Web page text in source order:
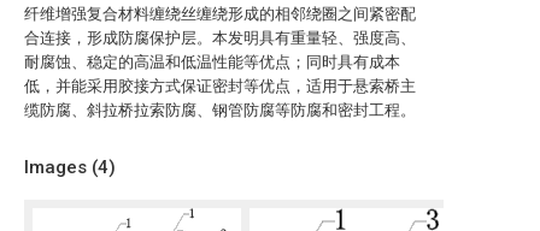
纤维增强复合材料缠绕丝缠绕形成的相邻绕圈之间紧密配
合连接，形成防腐保护层。本发明具有重量轻、强度高、
耐腐蚀、稳定的高温和低温性能等优点；同时具有成本
低，并能采用胶接方式保证密封等优点，适用于悬索桥主
缆防腐、斜拉桥拉索防腐、钢管防腐等防腐和密封工程。
Images (4)